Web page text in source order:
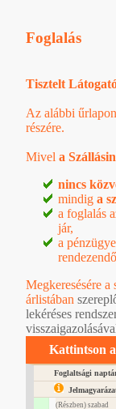
Foglalás
Tisztelt
Az alábbi
részére.
Mivel a
nincs
mindig a
a foglalás
jár,
a
Megkeresésére a
árlistában
lekéréses
Kattintson
Foglaltsági
(Részben) szabad